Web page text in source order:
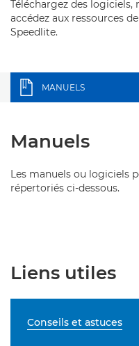
Téléchargez des
accédez aux ressources
Speedlite.
MANUELS
Manuels
Les manuels ou logiciels
répertoriés ci-dessous.
Liens utiles
Conseils et astuces